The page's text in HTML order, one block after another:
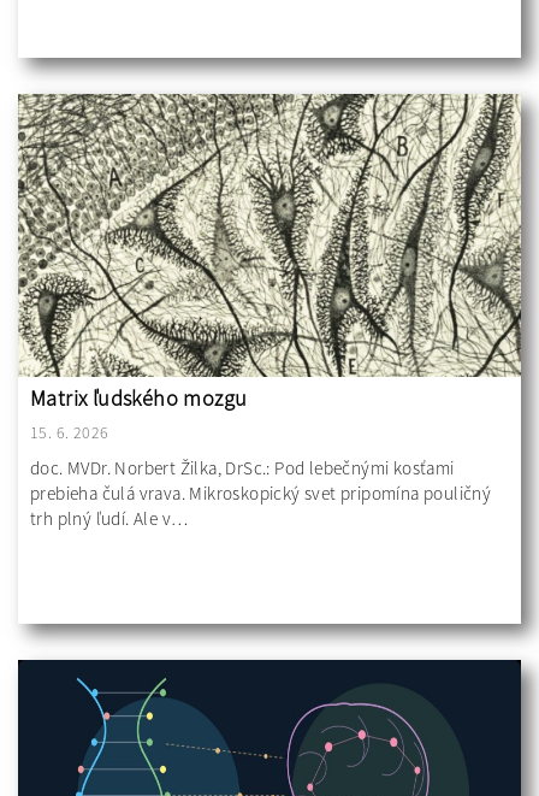
Matrix ľudského mozgu
15. 6. 2026
doc. MVDr. Norbert Žilka, DrSc.: Pod lebečnými kosťami
prebieha čulá vrava. Mikroskopický svet pripomína pouličný
trh plný ľudí. Ale v…